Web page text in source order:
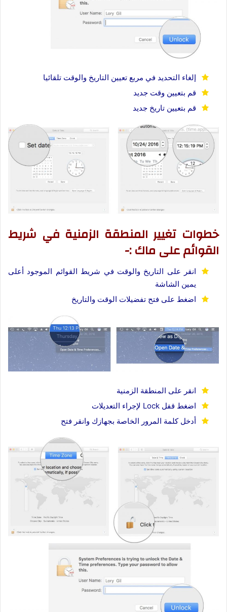
إلغاء التحديد في مربع تعيين التاريخ والوقت تلقائيا
قم بتعيين وقت جديد
قم بتعيين تاريخ جديد
خطوات تغيير المنطقة الزمنية في شريط
القوائم على ماك :-
انقر على التاريخ والوقت في شريط القوائم الموجود أعلى
يمين الشاشة
اضغط على فتح تفضيلات الوقت والتاريخ
انقر على المنطقة الزمنية
اضغط قفل Lock لإجراء التعديلات
أدخل كلمة المرور الخاصة بجهازك وانقر فتح